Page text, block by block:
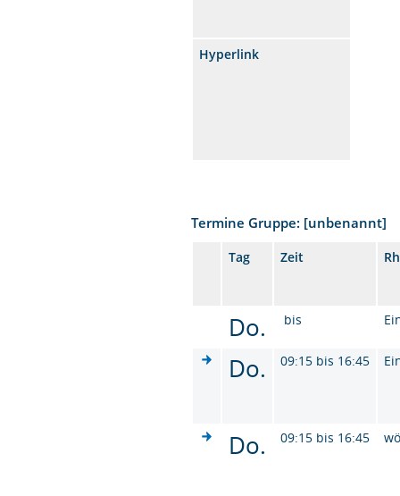
Hyperlink
Termine Gruppe: [unbenannt]
Tag Zeit
Do. bis
Do. 09:15 bis 16:45
Do. 09:15 bis 16:45